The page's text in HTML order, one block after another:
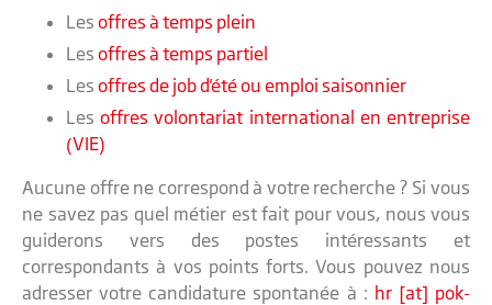
Les offres à temps plein
Les offres à temps partiel
Les offres de job d'été ou emploi saisonnier
Lesoffres volontariat international en entreprise
(VIE)
Aucune offre ne correspond à votre recherche ? Si vous
ne savez pas quel métier est fait pour vous, nous vous
guiderons vers des postes intéressants et
correspondants à vos points forts. Vous pouvez nous
adresser votre candidature spontanée à : hr [at] pok-